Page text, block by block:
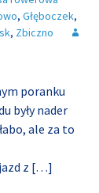
, Głęboczek,
, Zbiczno
poranku
były nader
ale za to
z […]